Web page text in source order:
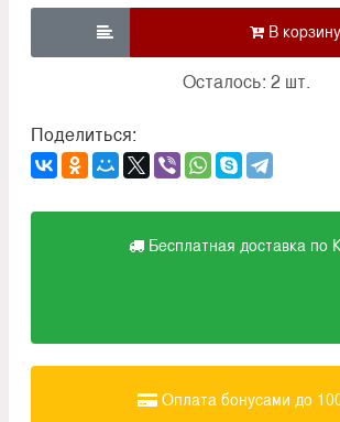

Осталось: 2 шт.
Поделиться:
Бесплатная доставка по
Оплата бонусами до